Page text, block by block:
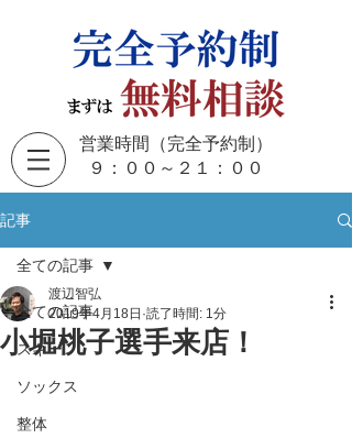
営業時間（完全予約制）
​９：００～２１：００
記事
全ての記事
スキー
ソックス
整体
全ての記事
小堀桃子選手来店！
渡辺智弘
2019年4月18日 読了時間: 1分